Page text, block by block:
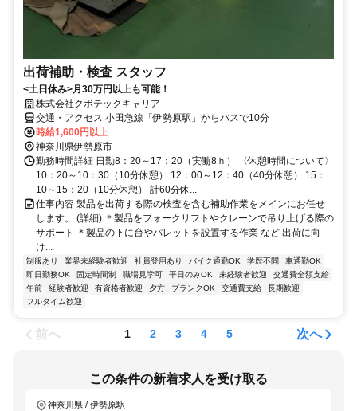
出荷補助・検査 スタッフ
<土日休み>月30万円以上も可能！
株式会社クボテックキャリア
交通・アクセス 小田急線「伊勢原駅」からバスで10分
時給1,600円以上
神奈川県伊勢原市
勤務時間詳細 日勤8：20～17：20（実働8ｈ） 〈休憩時間について〉
10：20～10：30（10分休憩） 12：00～12：40（40分休憩） 15：
10～15：20（10分休憩） 計60分休...
仕事内容 製品を出荷する際の検査を含む補助作業をメインにお任せ
します。 (詳細) ＊製品をフォークリフトやクレーンで吊り上げる際の
サポート ＊製品の下に台やパレットを設置する作業 など 出荷に向
け...
制服あり 業界未経験者歓迎 社員登用あり バイク通勤OK 学歴不問
車通勤OK
即日勤務OK
固定時間制 職場見学可 平日のみOK 未経験者歓迎
交通費全額支給
午前
経験者歓迎 有資格者歓迎 夕方 ブランクOK 交通費支給
長期歓迎
フルタイム歓迎
前へ 1 2 3 4 5 次へ
この条件の新着求人を受け取る
神奈川県 / 伊勢原駅